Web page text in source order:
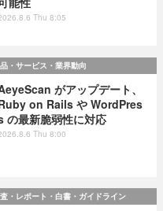
Thu 8:05
・サービス・業界動向
がアップデート、
on Rails や WordPres
の最新脆弱性に対応
Thu 8:00
・レポート・白書・ガイドライン